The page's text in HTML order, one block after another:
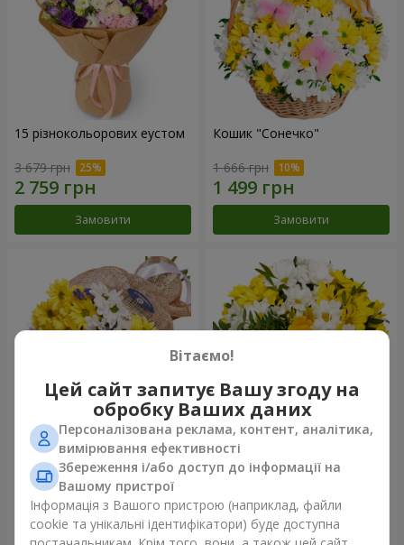
15 різнокольорових еустом
3 679 грн
Замовити
Кошик "Сонечко"
1 666 грн
Замовити
Букет "Золотце!"
1 399 грн
Замовити
Композиція "З добрим
ранком!"
Замовити
Вітаємо!
Цей сайт запитує Вашу згоду на
обробку Ваших даних
Персоналізована реклама, контент, аналітика,
вимірювання ефективності
Збереження і/або доступ до інформації на
Вашому пристрої
Інформація з Вашого пристрою (наприклад, файли
cookie та унікальні ідентифікатори) буде доступна